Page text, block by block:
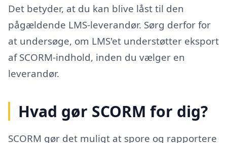
Det betyder, at du kan blive låst til den
pågældende LMS-leverandør. Sørg derfor for
at undersøge, om LMS'et understøtter eksport
af SCORM-indhold, inden du vælger en
leverandør.
Hvad gør SCORM for dig?
SCORM gør det muligt at spore og rapportere